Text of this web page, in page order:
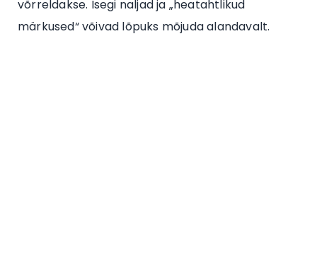
võrreldakse. Isegi naljad ja „heatahtlikud
märkused“ võivad lõpuks mõjuda alandavalt.